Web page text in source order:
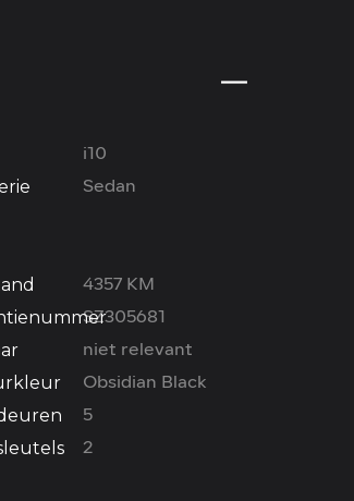
i10
Sedan
4357 KM
SZ305681
niet relevant
Obsidian Black
5
2